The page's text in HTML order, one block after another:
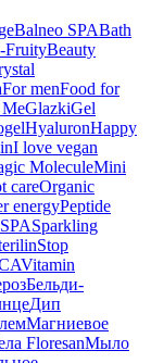
Balneo SPABath
FruityBeauty
For menFood for
GlazkiGel
HyaluronHappy
I love vegan
MoleculeMini
careOrganic
energyPeptide
Sparkling
Stop
Vitamin
Бельди-
Дип
Магниевое
FloresanМыло